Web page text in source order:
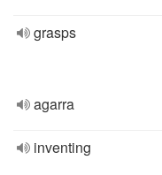
grasps
agarra
inventing